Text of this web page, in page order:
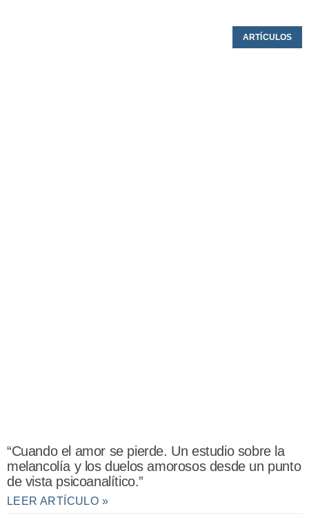
ARTÍCULOS
“Cuando el amor se pierde. Un estudio sobre la
melancolía y los duelos amorosos desde un punto
de vista psicoanalítico.”
LEER ARTÍCULO »